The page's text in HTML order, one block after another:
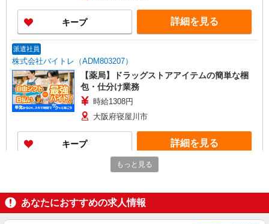
キープ 詳細を見る
派遣社員
株式会社バイトレ（ADM803207）
【薬局】ドラッグストアアイテムの簡単な梱
包・仕分け業務
時給1308円
大阪府寝屋川市
キープ 詳細を見る
【薬局】ドラッグストアアイテムの簡単な梱
包、仕分け業務
もっと見る
あなたにおすすめの求人情報